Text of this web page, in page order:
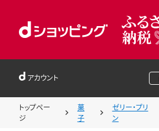
アカウント
トップペー
ジ
菓
子
ゼリー・プリ
ン